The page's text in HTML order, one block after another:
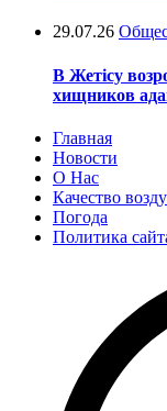
29.07.26
В Жетісу
хищников
Главная
Новости
О Нас
Качество
Погода
Политика